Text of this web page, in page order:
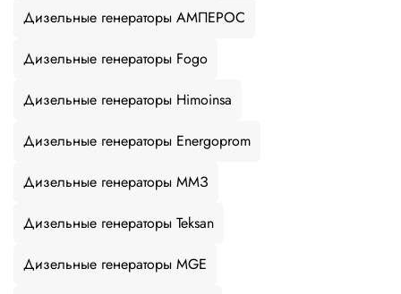
Дизельные генераторы АМПЕРОС
Дизельные генераторы Fogo
Дизельные генераторы Himoinsa
Дизельные генераторы Energoprom
Дизельные генераторы ММЗ
Дизельные генераторы Teksan
Дизельные генераторы MGE